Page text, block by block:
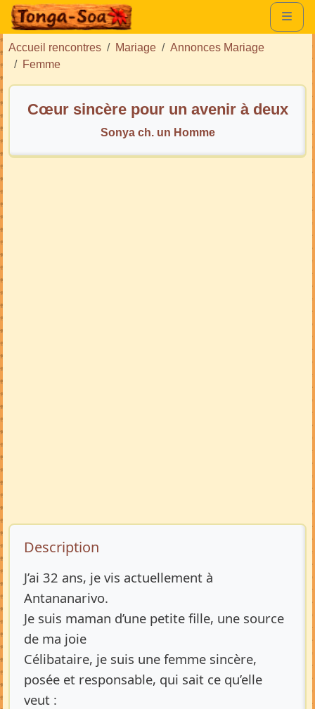
Accueil rencontres Mariage
Annonces Mariage
Femme
Cœur sincère pour un avenir à deux
Sonya ch. un Homme
Description de l’annonce
Description
J’ai 32 ans, je vis actuellement à
Antananarivo.
Je suis maman d’une petite fille, une source
de ma joie
Célibataire, je suis une femme sincère,
posée et responsable, qui sait ce qu’elle
veut :